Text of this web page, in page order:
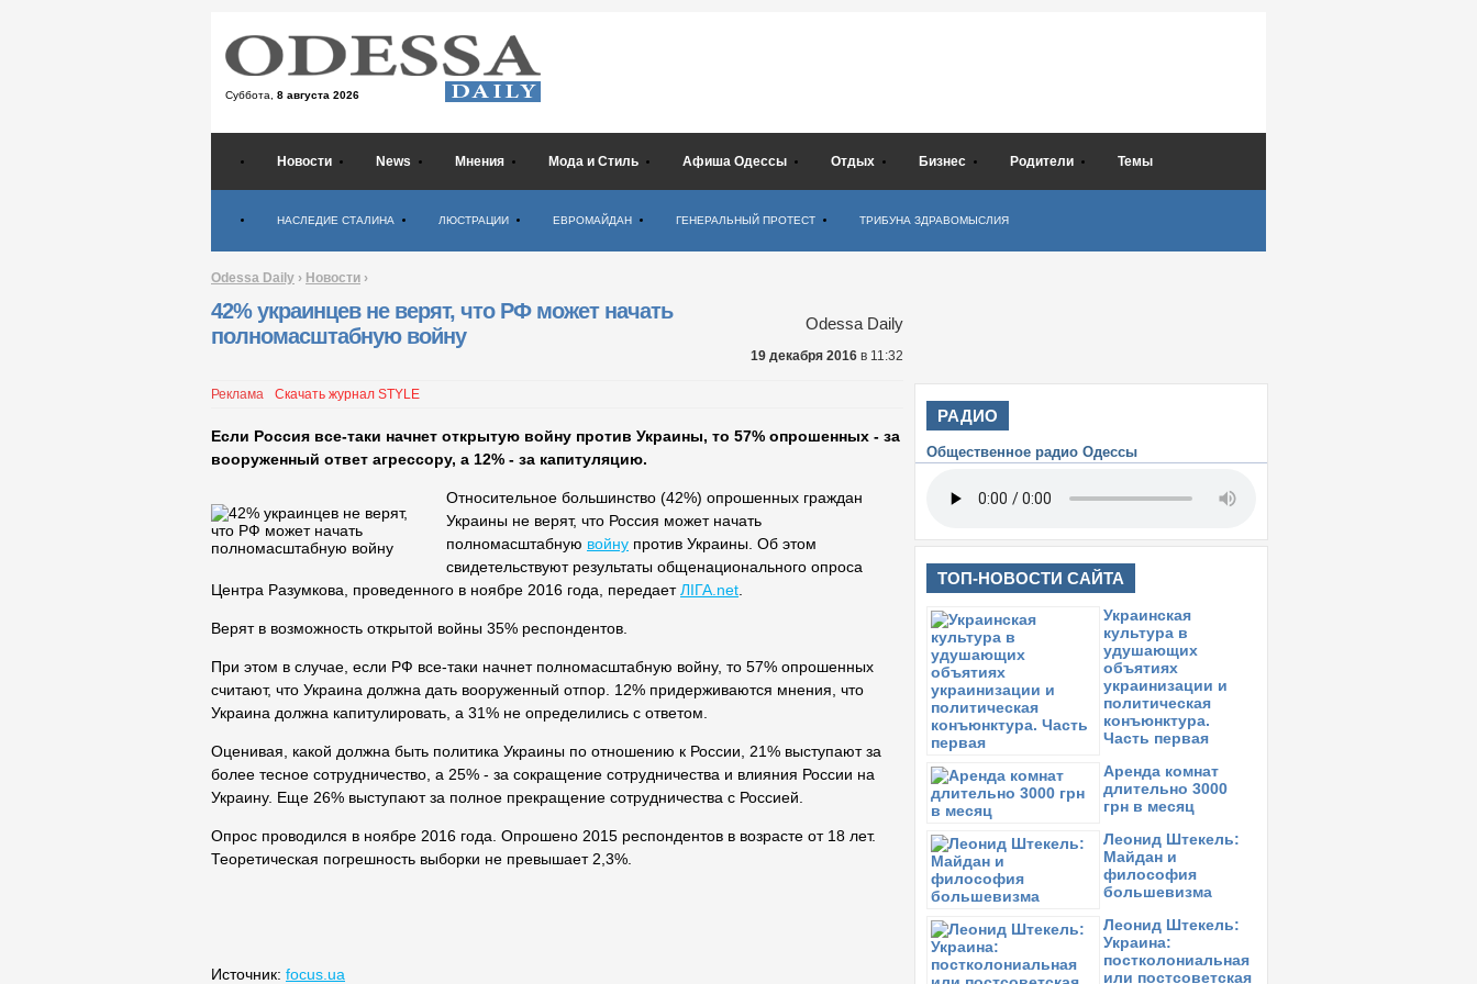
Суббота, 8 августа 2026
Новости News Мнения Мода и Стиль Афиша Одессы Отдых Бизнес Родители Темы
НАСЛЕДИЕ СТАЛИНА ЛЮСТРАЦИИ ЕВРОМАЙДАН ГЕНЕРАЛЬНЫЙ ПРОТЕСТ ТРИБУНА ЗДРАВОМЫСЛИЯ
Odessa Daily › Новости ›
42% украинцев не верят, что РФ может начать
полномасштабную войну
Odessa Daily
19 декабря 2016 в 11:32
Реклама Скачать журнал STYLE
Если Россия все-таки начнет открытую войну против Украины, то 57% опрошенных - за
вооруженный ответ агрессору, а 12% - за капитуляцию.
Относительное большинство (42%) опрошенных граждан
Украины не верят, что Россия может начать
полномасштабную войну против Украины. Об этом
свидетельствуют результаты общенационального опроса
Центра Разумкова, проведенного в ноябре 2016 года, передаетЛІГА.net.
Верят в возможность открытой войны 35% респондентов.
При этом в случае, если РФ все-таки начнет полномасштабную войну, то 57% опрошенных
считают, что Украина должна дать вооруженный отпор. 12% придерживаются мнения, что
Украина должна капитулировать, а 31% не определились с ответом.
Оценивая, какой должна быть политика Украины по отношению к России, 21% выступают за
более тесное сотрудничество, а 25% - за сокращение сотрудничества и влияния России на
Украину. Еще 26% выступают за полное прекращение сотрудничества с Россией.
Опрос проводился в ноябре 2016 года. Опрошено 2015 респондентов в возрасте от 18 лет.
Теоретическая погрешность выборки не превышает 2,3%.
Источник: focus.ua
РАДИО
Общественное радио Одессы
ТОП-НОВОСТИ САЙТА
Украинская
культура в
удушающих
объятиях
украинизации и
политическая
конъюнктура.
Часть первая
Аренда комнат
длительно 3000
грн в месяц
Леонид Штекель:
Майдан и
философия
большевизма
Леонид Штекель:
Украина:
постколониальная
или постсоветская